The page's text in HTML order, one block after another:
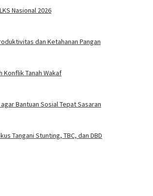
Nasional 2026
dan Ketahanan Pangan
Konflik Tanah Wakaf
Bantuan Sosial Tepat Sasaran
Tangani Stunting, TBC, dan DBD